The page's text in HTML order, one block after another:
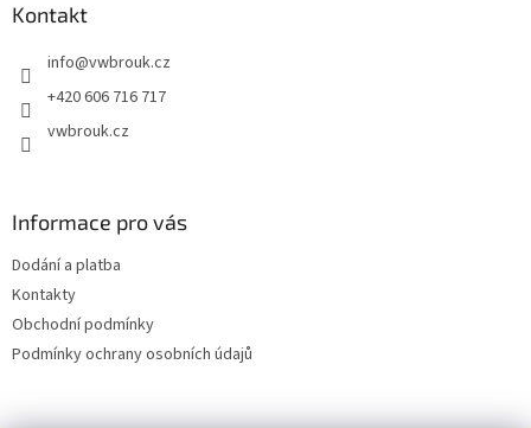
Kontakt
info@vwbrouk.cz
+420 606 716 717
vwbrouk.cz
Informace pro vás
Dodání a platba
Kontakty
Obchodní podmínky
Podmínky ochrany osobních údajů